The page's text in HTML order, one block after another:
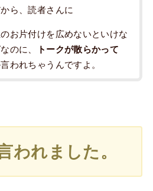
ら、読者さんに
のお片付けを広めないといけな
のに、
トークが散らかって
われちゃうんですよ。
われました。